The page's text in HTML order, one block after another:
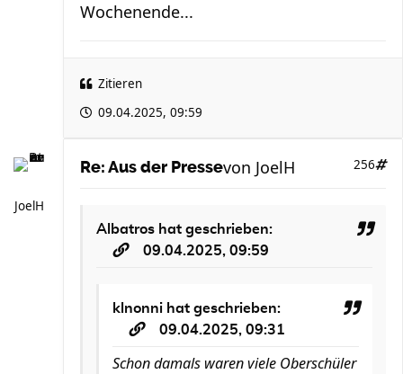
Wochenende...
Zitieren
09.04.2025, 09:59
JoelH
Re: Aus der Presse 256
von JoelH
Albatros hat geschrieben:
09.04.2025, 09:59
klnonni hat geschrieben:
09.04.2025, 09:31
Schon damals waren viele Oberschüler